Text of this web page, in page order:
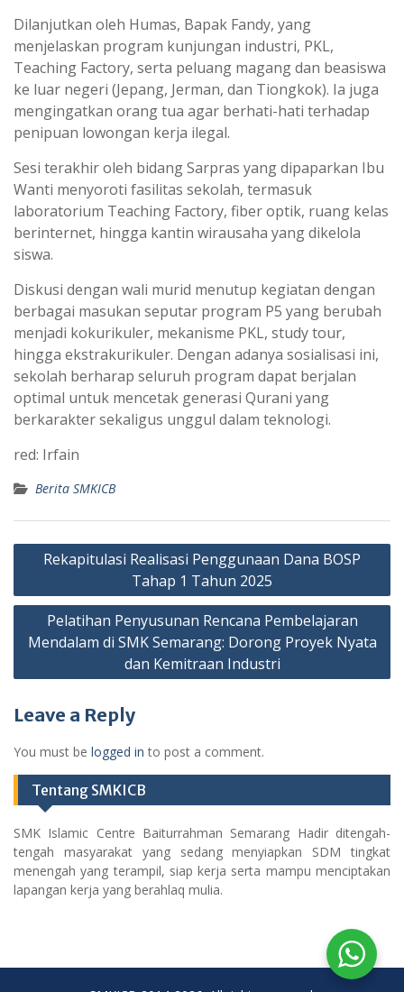
Dilanjutkan oleh Humas, Bapak Fandy, yang
menjelaskan program kunjungan industri, PKL,
Teaching Factory, serta peluang magang dan beasiswa
ke luar negeri (Jepang, Jerman, dan Tiongkok). Ia juga
mengingatkan orang tua agar berhati-hati terhadap
penipuan lowongan kerja ilegal.
Sesi terakhir oleh bidang Sarpras yang dipaparkan Ibu
Wanti menyoroti fasilitas sekolah, termasuk
laboratorium Teaching Factory, fiber optik, ruang kelas
berinternet, hingga kantin wirausaha yang dikelola
siswa.
Diskusi dengan wali murid menutup kegiatan dengan
berbagai masukan seputar program P5 yang berubah
menjadi kokurikuler, mekanisme PKL, study tour,
hingga ekstrakurikuler. Dengan adanya sosialisasi ini,
sekolah berharap seluruh program dapat berjalan
optimal untuk mencetak generasi Qurani yang
berkarakter sekaligus unggul dalam teknologi.
red: Irfain
Berita SMKICB
Post
navigation
Rekapitulasi Realisasi Penggunaan Dana BOSP
Tahap 1 Tahun 2025
Pelatihan Penyusunan Rencana Pembelajaran
Mendalam di SMK Semarang: Dorong Proyek Nyata
dan Kemitraan Industri
Leave a Reply
You must be logged in to post a comment.
Tentang SMKICB
SMK Islamic Centre Baiturrahman Semarang Hadir ditengah-
tengah masyarakat yang sedang menyiapkan SDM tingkat
menengah yang terampil, siap kerja serta mampu menciptakan
lapangan kerja yang berahlaq mulia.